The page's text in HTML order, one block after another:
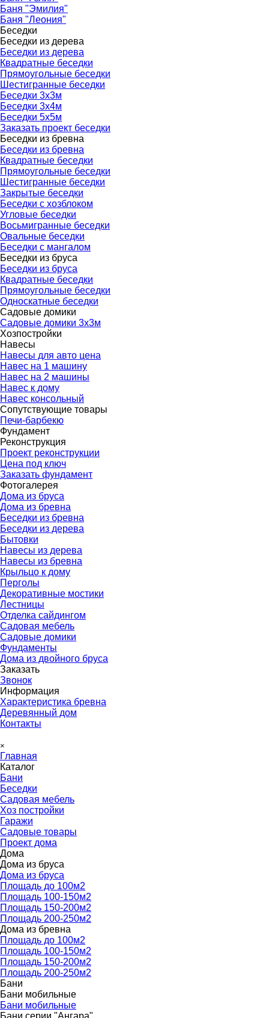
Баня "Эмилия"
Баня "Леония"
Беседки
Беседки из дерева
Беседки из дерева
Квадратные беседки
Прямоугольные беседки
Шестигранные беседки
Беседки 3х3м
Беседки 3х4м
Беседки 5х5м
Заказать проект беседки
Беседки из бревна
Беседки из бревна
Квадратные беседки
Прямоугольные беседки
Шестигранные беседки
Закрытые беседки
Беседки с хозблоком
Угловые беседки
Восьмигранные беседки
Овальные беседки
Беседки с мангалом
Беседки из бруса
Беседки из бруса
Квадратные беседки
Прямоугольные беседки
Односкатные беседки
Садовые домики
Садовые домики 3х3м
Хозпостройки
Навесы
Навесы для авто цена
Навес на 1 машину
Навес на 2 машины
Навес к дому
Навес консольный
Сопутствующие товары
Печи-барбекю
Фундамент
Реконструкция
Проект реконструкции
Цена под ключ
Заказать фундамент
Фотогалерея
Дома из бруса
Дома из бревна
Беседки из бревна
Беседки из дерева
Бытовки
Навесы из дерева
Навесы из бревна
Крыльцо к дому
Перголы
Декоративные мостики
Лестницы
Отделка сайдингом
Садовая мебель
Садовые домики
Фундаменты
Дома из двойного бруса
Заказать
Звонок
Информация
Характеристика бревна
Деревянный дом
Контакты
×
Главная
Каталог
Бани
Беседки
Садовая мебель
Хоз постройки
Гаражи
Садовые товары
Проект дома
Дома
Дома из бруса
Дома из бруса
Площадь до 100м2
Площадь 100-150м2
Площадь 150-200м2
Площадь 200-250м2
Дома из бревна
Площадь до 100м2
Площадь 100-150м2
Площадь 150-200м2
Площадь 200-250м2
Бани
Бани мобильные
Бани мобильные
Бани серии "Ангара"